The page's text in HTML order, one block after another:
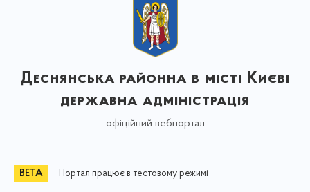
Деснянська районна в місті Києві
державна адміністрація
офіційний вебпортал
Портал працює в тестовому режимі